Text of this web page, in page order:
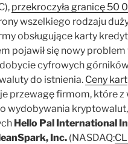
przekroczyła granicę 50
wszelkiego rodzaju
obsługujące karty
pojawił się nowy
cyfrowych
do istnienia. Ceny kart
przewagę firmom, które z
wydobywania
Hello Pal International
Inc. (NASDAQ: